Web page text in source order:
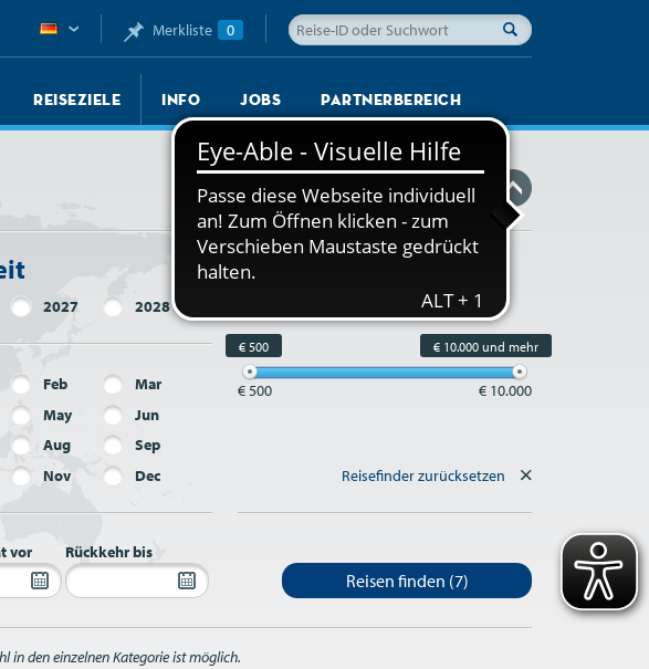
Merkliste 0
Reiseziele Info Jobs Partnerbereich
Reisefinder ausblenden
2027 2028
Feb
Mar
May
Jun
Aug
Sep
Nov Dec
vor Rückkehr bis
Reisepreis
€ 500 € 10.000 und mehr
€ 500 € 10.000
Reisefinder zurücksetzen
Reisen finden (7)
in den einzelnen Kategorie ist möglich.